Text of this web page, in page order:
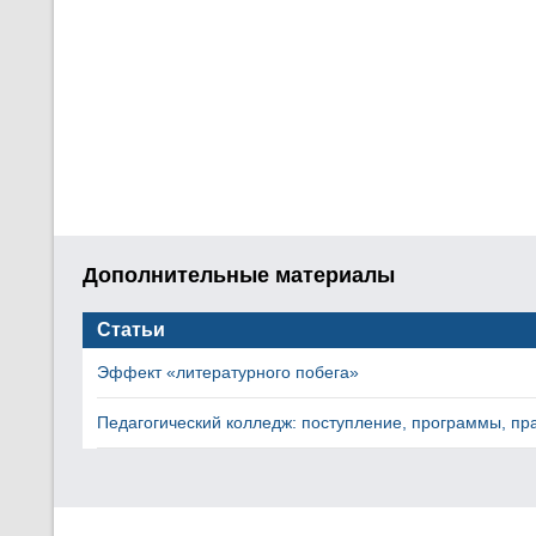
Дополнительные материалы
Статьи
Эффект «литературного побега»
Педагогический колледж: поступление, программы,